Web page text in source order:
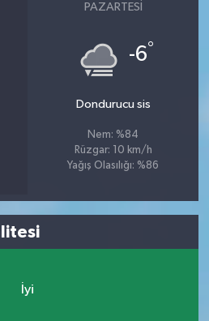
PAZARTESI
-6°
Dondurucu sis
Nem: %84
Rüzgar: 10 km/h
Yağış Olasılığı: %86
İyi